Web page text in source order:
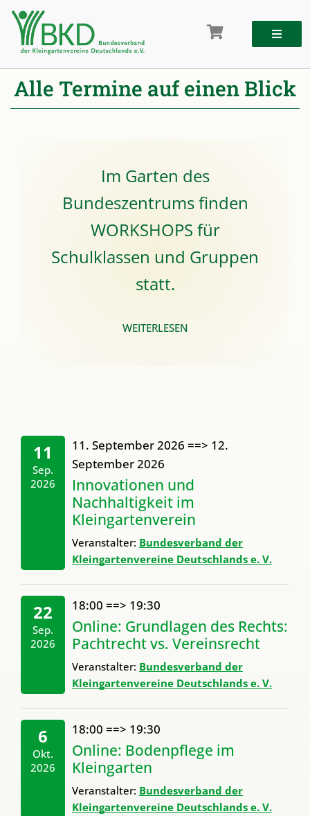
Zum
Inhalt
springen
Alle Termine auf einen Blick
Im Garten des
Bundeszentrums finden
WORKSHOPS für
Schulklassen und Gruppen
statt.
WEITERLESEN
11
Sep.
2026
11. September 2026 ==> 12.
September 2026
Innovationen und
Nachhaltigkeit im
Kleingartenverein
Veranstalter: Bundesverband der
Kleingartenvereine Deutschlands e. V.
22
Sep.
2026
18:00 ==> 19:30
Online: Grundlagen des Rechts:
Pachtrecht vs. Vereinsrecht
Veranstalter: Bundesverband der
Kleingartenvereine Deutschlands e. V.
6
Okt.
2026
18:00 ==> 19:30
Online: Bodenpflege im
Kleingarten
Veranstalter: Bundesverband der
Kleingartenvereine Deutschlands e. V.